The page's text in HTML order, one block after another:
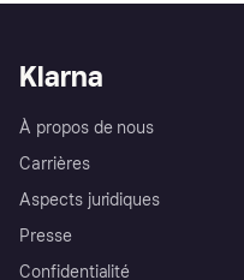
Klarna
À propos de nous
Carrières
Aspects juridiques
Presse
Confidentialité